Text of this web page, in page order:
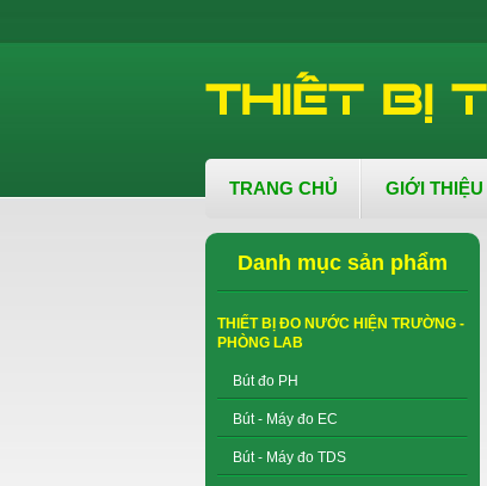
TRANG CHỦ GIỚI THIỆU
Danh mục sản phẩm
THIẾT BỊ ĐO NƯỚC HIỆN TRƯỜNG -
PHÒNG LAB
Bút đo PH
Bút - Máy đo EC
Bút - Máy đo TDS